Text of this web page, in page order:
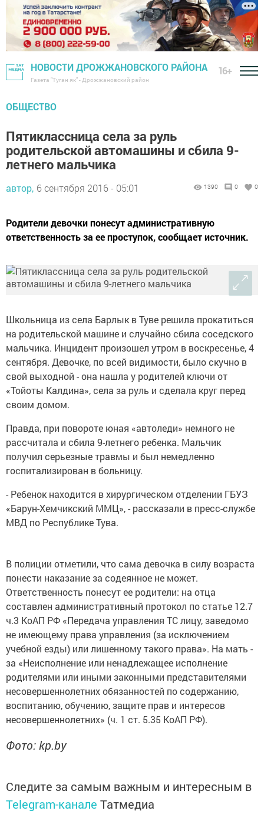
НОВОСТИ ДРОЖЖАНОВСКОГО РАЙОНА
Газета "Туган як" - Дрожжановский район
16+
ОБЩЕСТВО
Пятиклассница села за руль
родительской автомашины и сбила 9-
летнего мальчика
автор, 6 сентября 2016 - 05:01 1390 0 0
Родители девочки понесут административную
ответственность за ее проступок, сообщает источник.
Школьница из села Барлык в Туве решила прокатиться
на родительской машине и случайно сбила соседского
мальчика. Инцидент произошел утром в воскресенье, 4
сентября. Девочке, по всей видимости, было скучно в
свой выходной - она нашла у родителей ключи от
«Тойоты Калдина», села за руль и сделала круг перед
своим домом.
Правда, при повороте юная «автоледи» немного не
рассчитала и сбила 9-летнего ребенка. Мальчик
получил серьезные травмы и был немедленно
госпитализирован в больницу.
- Ребенок находится в хирургическом отделении ГБУЗ
«Барун-Хемчикский ММЦ», - рассказали в пресс-службе
МВД по Республике Тува.
В полиции отметили, что сама девочка в силу возраста
понести наказание за содеянное не может.
Ответственность понесут ее родители: на отца
составлен административный протокол по статье 12.7
ч.3 КоАП РФ «Передача управления ТС лицу, заведомо
не имеющему права управления (за исключением
учебной езды) или лишенному такого права». На мать -
за «Неисполнение или ненадлежащее исполнение
родителями или иными законными представителями
несовершеннолетних обязанностей по содержанию,
воспитанию, обучению, защите прав и интересов
несовершеннолетних» (ч. 1 ст. 5.35 КоАП РФ).
Фото: kp.by
Следите за самым важным и интересным в
Telegram-канале Татмедиа